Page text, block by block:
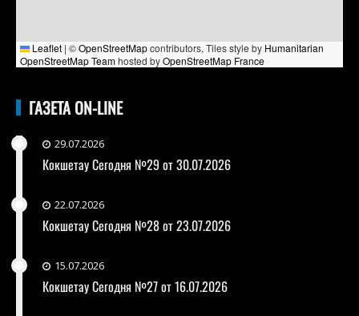
Leaflet | ©OpenStreetMapcontributors, Tiles style by Humanitarian
OpenStreetMap Teamhosted byOpenStreetMap France
ГАЗЕТА ON-LINE
29.07.2026
Кокшетау Сегодня №29 от 30.07.2026
22.07.2026
Кокшетау Сегодня №28 от 23.07.2026
15.07.2026
Кокшетау Сегодня №27 от 16.07.2026